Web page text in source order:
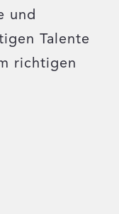
und
Talente
richtigen